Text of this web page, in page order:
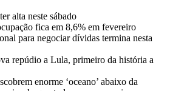
alta neste sábado
fica em 8,6% em fevereiro
para negociar dívidas termina nesta
repúdio a Lula, primeiro da história a
enorme ‘oceano’ abaixo da